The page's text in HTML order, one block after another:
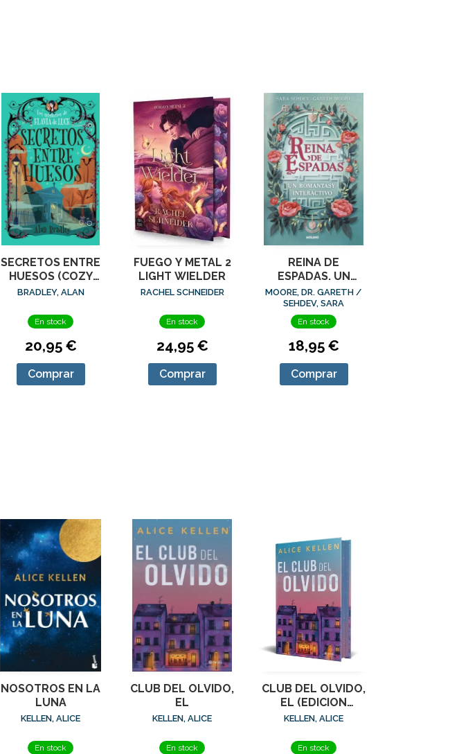
SECRETOS ENTRE
HUESOS (COZY
MYSTERY JUVENIL)
BRADLEY, ALAN
En stock
20,95 €
Comprar
FUEGO Y METAL 2
LIGHT WIELDER
RACHEL SCHNEIDER
En stock
24,95 €
Comprar
REINA DE
ESPADAS. UN
ROMANTASY
INTERACTIVO
MOORE, DR. GARETH /
SEHDEV, SARA
En stock
18,95 €
Comprar
NOSOTROS EN LA
LUNA
KELLEN, ALICE
En stock
CLUB DEL OLVIDO,
EL
KELLEN, ALICE
En stock
CLUB DEL OLVIDO,
EL (EDICION
ESPECIAL)
KELLEN, ALICE
En stock